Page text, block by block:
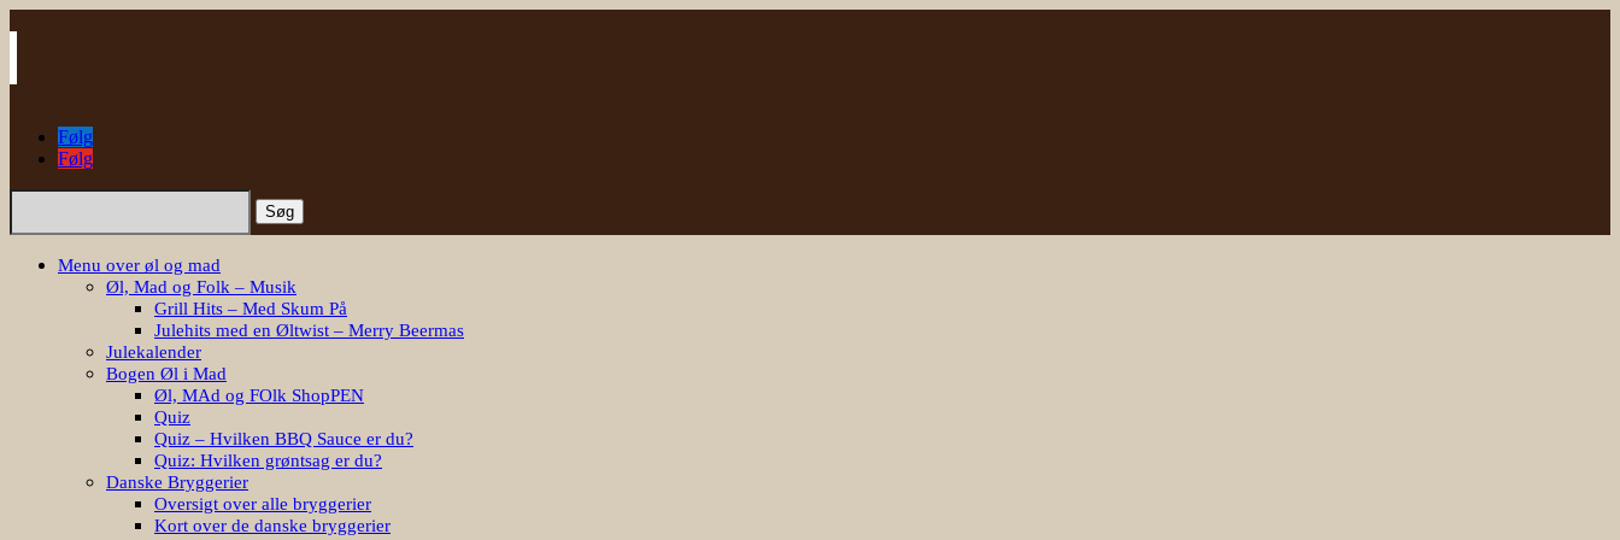
Følg
Følg
Søg
Menu over øl og mad
Øl, Mad og Folk – Musik
Grill Hits – Med Skum På
Julehits med en Øltwist – Merry Beermas
Julekalender
Bogen Øl i Mad
Øl, MAd og FOlk ShopPEN
Quiz
Quiz – Hvilken BBQ Sauce er du?
Quiz: Hvilken grøntsag er du?
Danske Bryggerier
Oversigt over alle bryggerier
Kort over de danske bryggerier